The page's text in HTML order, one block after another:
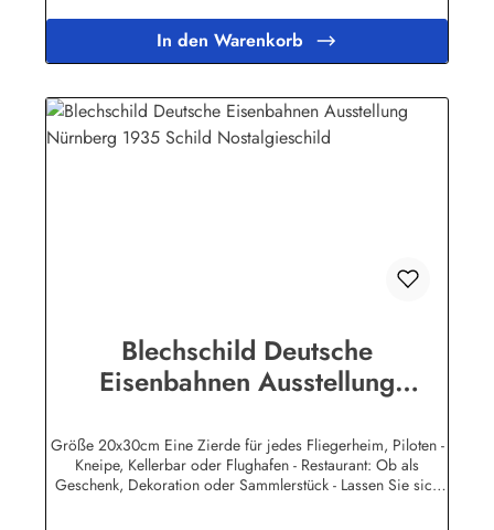
behandelt, lange Lebensdauer ist damit garantiert. Wir
verkaufen nur original lizensierte
Werbeschilder.Herstellerinformationen:Heart of Ireland
(Luhe)info@heartofireland.eu
In den Warenkorb
Blechschild Deutsche
Eisenbahnen Ausstellung
Nostalgieschild
Größe 20x30cm Eine Zierde für jedes Fliegerheim, Piloten -
Kneipe, Kellerbar oder Flughafen - Restaurant: Ob als
Geschenk, Dekoration oder Sammlerstück - Lassen Sie sich